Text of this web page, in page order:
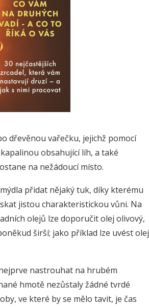
dřevěnou vařečku, jejichž pomocí
obsahující líh, a také
na nežádoucí místo.
přidat nějaký tuk, díky kterému
jistou charakteristickou vůni. Na
olejů lze doporučit olej olivový,
širší; jako příklad lze uvést olej
nastrouhat na hrubém
hmotě nezůstaly žádné tvrdé
ve které by se mělo tavit, je čas